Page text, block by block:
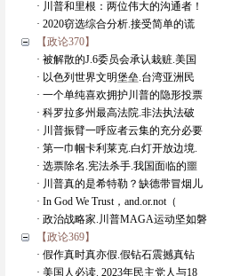
· 川普和里根：两位伟大的沟通者！
· 2020窃选综合分析.接受简单的谎
【政论370】
· 被解散的J.6委员会承认栽赃.美国
· 以色列世界文明堡垒.台湾亚洲民
· 一个单纯喜欢拥护川普的隐形投票
· 科罗拉多州最高法院.非法执法破
· 川普振臂一呼应者云集的充分必要
· 第一巾帼卡利莱克.白灯开放边境.
· 选票除名.宪法杀手.我国面临的噩
· 川普真的是希特勒？缺德带冒烟儿
· In God We Trust，and.or.not（
· 政治战略家.川普MAGA运动坚如磐
【政论369】
· 假作真时真亦假.假钻石震撼真钻
· 美国人必读. 2023年民主党人与18